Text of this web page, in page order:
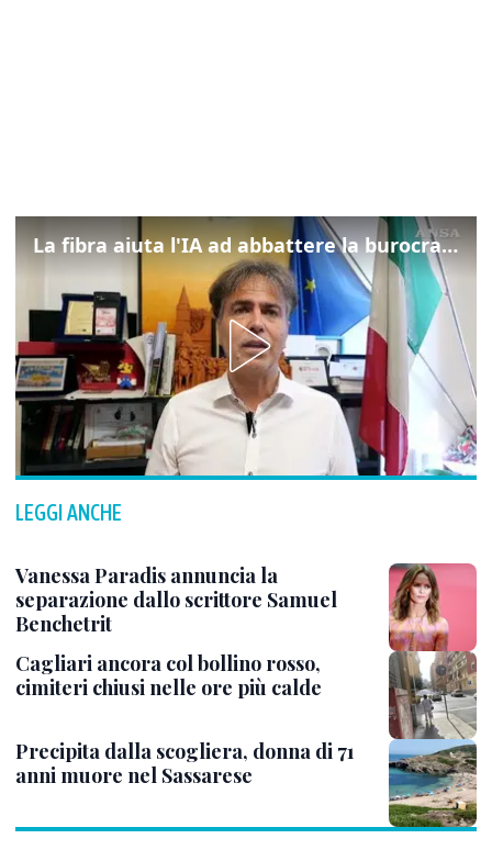
La fibra aiuta l'IA ad abbattere la burocrazia, progetto pilota in Veneto
LEGGI ANCHE
Vanessa Paradis annuncia la
separazione dallo scrittore Samuel
Benchetrit
Cagliari ancora col bollino rosso,
cimiteri chiusi nelle ore più calde
Precipita dalla scogliera, donna di 71
anni muore nel Sassarese